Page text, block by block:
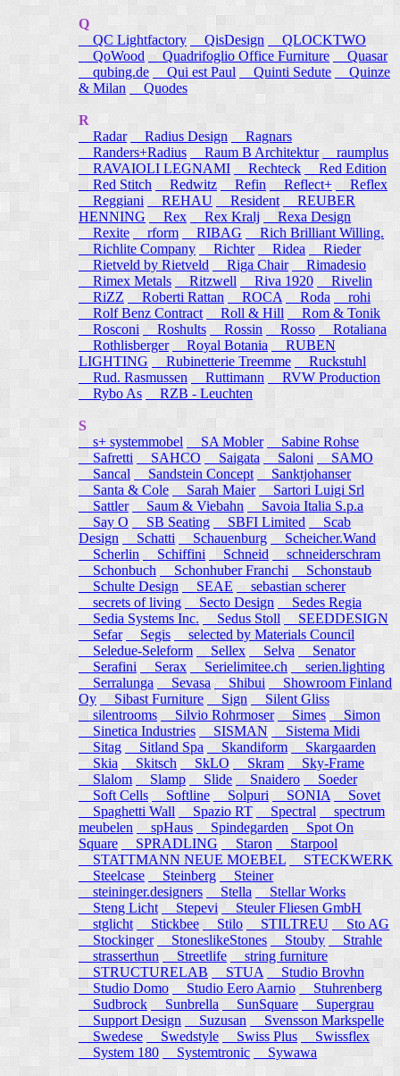
Q
QC Lightfactory
QisDesign
QLOCKTWO
QoWood Quadrifoglio Office Furniture
Quasar
qubing.de
Qui est Paul Quinti Sedute
Quinze
& Milan
Quodes
R
Radar
Radius Design
Ragnars
Randers+Radius
Raum B Architektur raumplus
RAVAIOLI LEGNAMI
Rechteck
Red Edition
Red Stitch
Redwitz Refin Reflect+
Reflex
Reggiani
REHAU Resident
REUBER
HENNING
Rex Rex Kralj
Rexa Design
Rexite
rform RIBAG
Rich Brilliant Willing.
Richlite Company
Richter Ridea
Rieder
Rietveld by Rietveld
Riga Chair
Rimadesio
Rimex Metals
Ritzwell Riva 1920
Rivelin
RiZZ
Roberti Rattan ROCA Roda
rohi
Rolf Benz Contract
Roll & Hill
Rom & Tonik
Rosconi Roshults Rossin Rosso
Rotaliana
Rothlisberger
Royal Botania
RUBEN
LIGHTING
Rubinetterie Treemme
Ruckstuhl
Rud. Rasmussen
Ruttimann
RVW Production
Rybo As
RZB - Leuchten
S
s+ systemmobel
SA Mobler
Sabine Rohse
Safretti
SAHCO Saigata Saloni
SAMO
Sancal
Sandstein Concept
Sanktjohanser
Santa & Cole
Sarah Maier
Sartori Luigi Srl
Sattler
Saum & Viebahn
Savoia Italia S.p.a
Say O
SB Seating SBFI Limited
Scab
Design
Schatti Schauenburg
Scheicher.Wand
Scherlin
Schiffini Schneid
schneiderschram
Schonbuch
Schonhuber Franchi
Schonstaub
Schulte Design
SEAE
sebastian scherer
secrets of living
Secto Design
Sedes Regia
Sedia Systems Inc.
Sedus Stoll
SEEDDESIGN
Sefar
Segis
selected by Materials Council
Seledue-Seleform
Sellex Selva
Senator
Serafini
Serax Serielimitee.ch
serien.lighting
Serralunga
Sevasa Shibui
Showroom Finland
Oy
Sibast Furniture Sign
Silent Gliss
silentrooms
Silvio Rohrmoser Simes Simon
Sinetica Industries
SISMAN
Sistema Midi
Sitag
Sitland Spa Skandiform
Skargaarden
Skia
Skitsch SkLO Skram
Sky-Frame
Slalom
Slamp Slide Snaidero
Soeder
Soft Cells
Softline Solpuri SONIA
Sovet
Spaghetti Wall
Spazio RT Spectral
spectrum
meubelen
spHaus Spindegarden
Spot On
Square
SPRADLING Staron
Starpool
STATTMANN NEUE MOEBEL
STECKWERK
Steelcase
Steinberg
Steiner
steininger.designers
Stella Stellar Works
Steng Licht
Stepevi
Steuler Fliesen GmbH
stglicht
Stickbee Stilo STILTREU
Sto AG
Stockinger
StoneslikeStones Stouby
Strahle
strasserthun
Streetlife
string furniture
STRUCTURELAB
STUA
Studio Brovhn
Studio Domo
Studio Eero Aarnio
Stuhrenberg
Sudbrock
Sunbrella SunSquare
Supergrau
Support Design
Suzusan
Svensson Markspelle
Swedese
Swedstyle Swiss Plus
Swissflex
System 180
Systemtronic Sywawa